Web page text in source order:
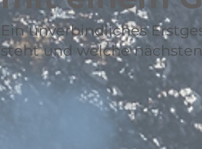
Ein unverbindliches
steht und welche